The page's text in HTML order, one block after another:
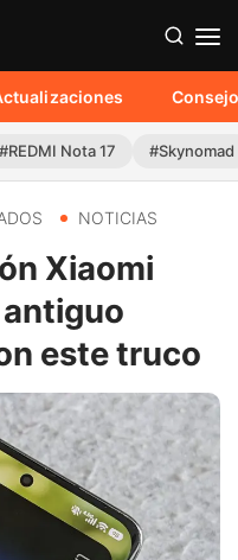
#REDMI Nota 17 #Skynomad
NOTICIAS
Xiaomi
este truco